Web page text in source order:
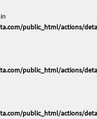
public_html/actions/
public_html/actions/
public_html/actions/